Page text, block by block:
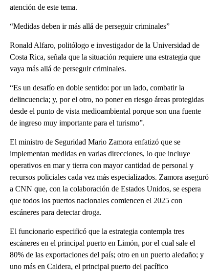
atención de este tema.
“Medidas deben ir más allá de perseguir criminales”
Ronald Alfaro, politólogo e investigador de la Universidad de
Costa Rica, señala que la situación requiere una estrategia que
vaya más allá de perseguir criminales.
“Es un desafío en doble sentido: por un lado, combatir la
delincuencia; y, por el otro, no poner en riesgo áreas protegidas
desde el punto de vista medioambiental porque son una fuente
de ingreso muy importante para el turismo”.
El ministro de Seguridad Mario Zamora enfatizó que se
implementan medidas en varias direcciones, lo que incluye
operativos en mar y tierra con mayor cantidad de personal y
recursos policiales cada vez más especializados. Zamora aseguró
a CNN que, con la colaboración de Estados Unidos, se espera
que todos los puertos nacionales comiencen el 2025 con
escáneres para detectar droga.
El funcionario especificó que la estrategia contempla tres
escáneres en el principal puerto en Limón, por el cual sale el
80% de las exportaciones del país; otro en un puerto aledaño; y
uno más en Caldera, el principal puerto del pacífico